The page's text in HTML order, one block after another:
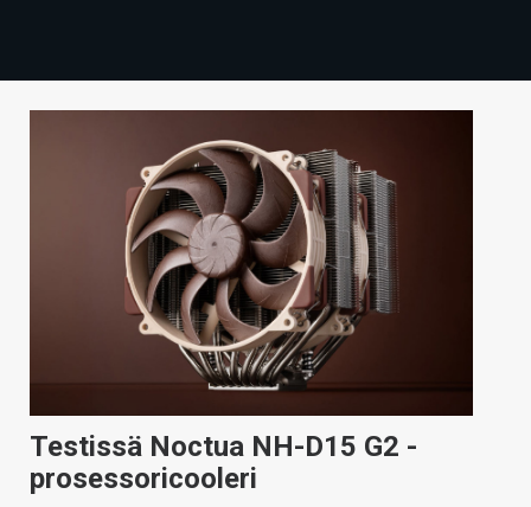
TECHBBS
VAIHDA TEEMA
Testissä Noctua NH-D15 G2 -
prosessoricooleri